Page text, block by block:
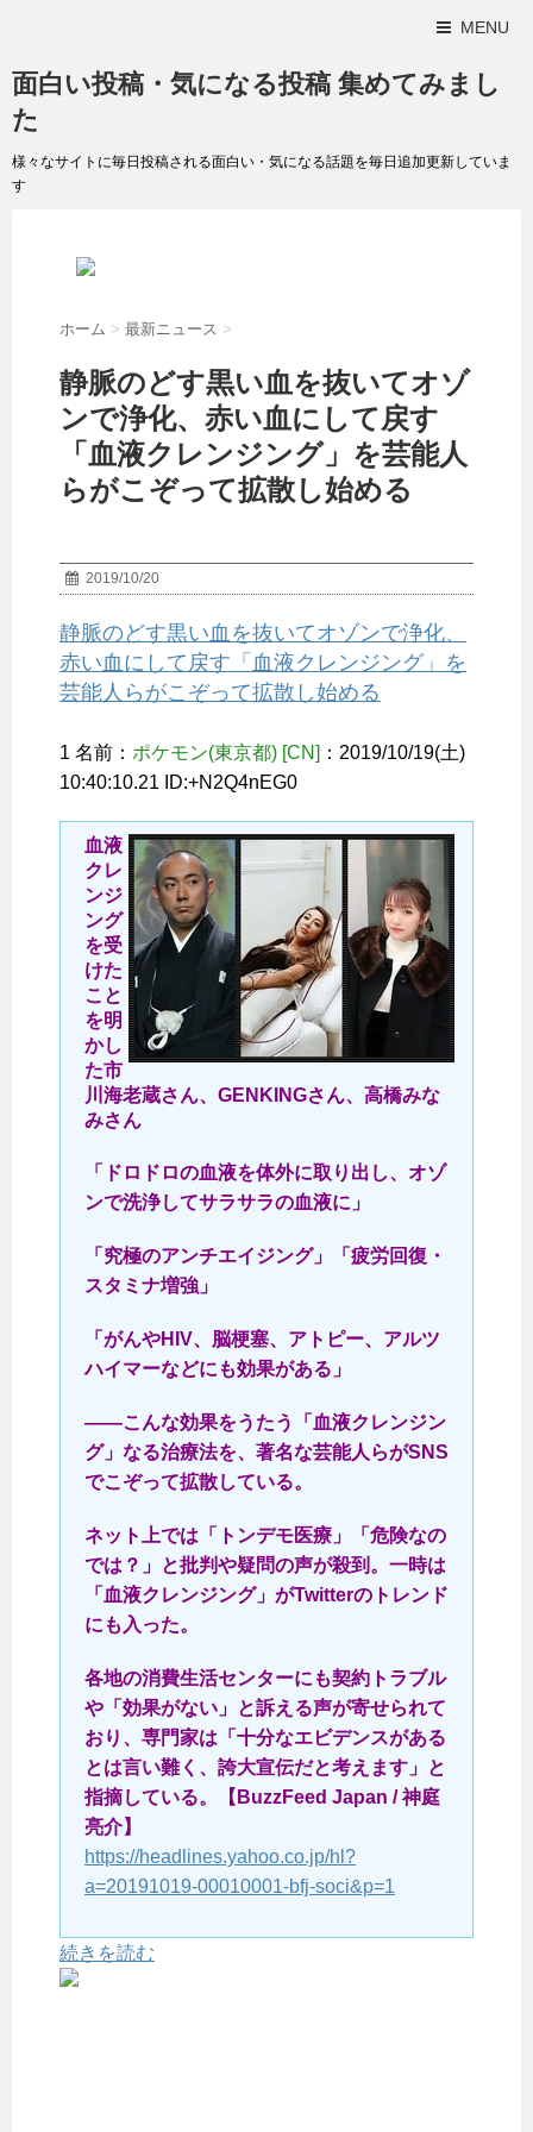
MENU
面白い投稿・気になる投稿 集めてみまし
た
様々なサイトに毎日投稿される面白い・気になる話題を毎日追加更新していま
す
ホーム > 最新ニュース >
静脈のどす黒い血を抜いてオゾ
ンで浄化、赤い血にして戻す
「血液クレンジング」を芸能人
らがこぞって拡散し始める
2019/10/20
静脈のどす黒い血を抜いてオゾンで浄化、
赤い血にして戻す「血液クレンジング」を
芸能人らがこぞって拡散し始める
1 名前： ポケモン(東京都) [CN] ：2019/10/19(土)
10:40:10.21 ID:+N2Q4nEG0
血液
クレ
ンジ
ング
を受
けた
こと
を明
かし
た市
川海老蔵さん、GENKINGさん、高橋みな
みさん
「ドロドロの血液を体外に取り出し、オゾ
ンで洗浄してサラサラの血液に」
「究極のアンチエイジング」「疲労回復・
スタミナ増強」
「がんやHIV、脳梗塞、アトピー、アルツ
ハイマーなどにも効果がある」
――こんな効果をうたう「血液クレンジン
グ」なる治療法を、著名な芸能人らがSNS
でこぞって拡散している。
ネット上では「トンデモ医療」「危険なの
では？」と批判や疑問の声が殺到。一時は
「血液クレンジング」がTwitterのトレンド
にも入った。
各地の消費生活センターにも契約トラブル
や「効果がない」と訴える声が寄せられて
おり、専門家は「十分なエビデンスがある
とは言い難く、誇大宣伝だと考えます」と
指摘している。【BuzzFeed Japan / 神庭
亮介】
https://headlines.yahoo.co.jp/hl?
a=20191019-00010001-bfj-soci&p=1
続きを読む